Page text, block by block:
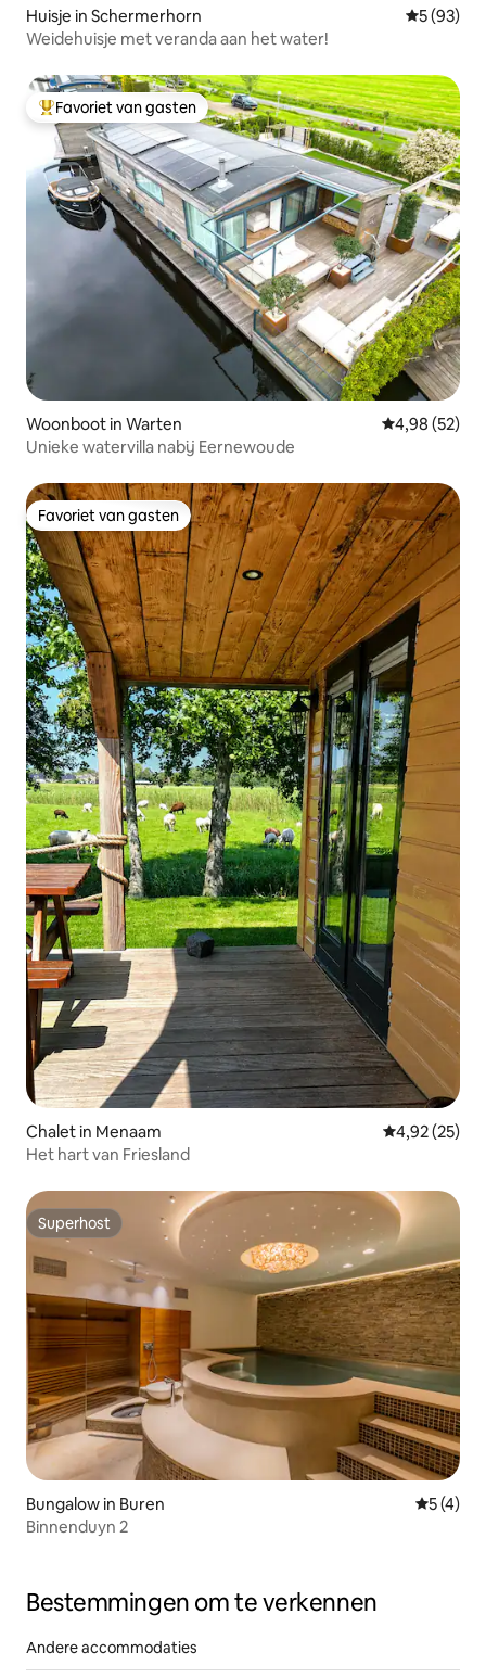
Huisje in Schermerhorn
5 (93)
Weidehuisje met veranda aan het water!
Topfavoriet van gasten
Favoriet van gasten
Woonboot in Warten Gemiddelde
4,98 (52)
Unieke watervilla nabij Eernewoude
Favoriet van gasten
Favoriet van gasten
Chalet in Menaam Gemiddelde
4,92 (25)
Het hart van Friesland
Superhost
Superhost
Bungalow in Buren
5 (4)
Binnenduyn 2
Bestemmingen om te verkennen
Andere accommodaties